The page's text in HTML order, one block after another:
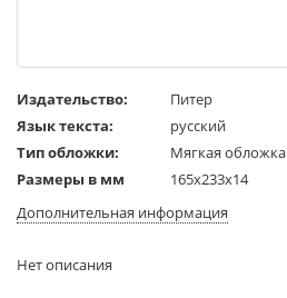
Издательство:
Питер
Язык текста:
русский
Тип обложки:
Мягкая обложка
Размеры в мм
165x233x14
Вес:
362 гр.
Код товара:
Дополнительная информация
Нет описания